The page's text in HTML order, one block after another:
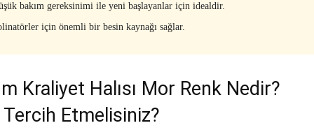
bakım gereksinimi ile yeni başlayanlar için idealdir.
için önemli bir besin kaynağı sağlar.
Kraliyet Halısı Mor Renk Nedir?
Etmelisiniz?